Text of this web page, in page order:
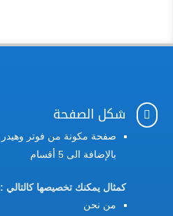
 شكل الصفحة
صفحة مكونة من فوتر وهيدر
بالإضافة الى 5 أقسام
كمثال يمكنك تخصيصها كالتالي :
من نحن